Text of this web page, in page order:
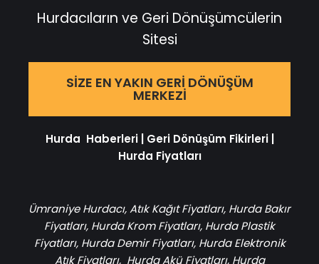
Hurdacıların ve Geri Dönüşümcülerin
Sitesi
SIZE EN YAKIN GERI DÖNÜŞÜM
MERKEZI
Hurda Haberleri| Geri Dönüşüm Fikirleri|
Hurda Fiyatları
Ümraniye Hurdacı,Atık Kağıt Fiyatları, Hurda Bakır
Fiyatları, Hurda Krom Fiyatları, Hurda Plastik
Fiyatları, Hurda Demir Fiyatları, Hurda Elektronik
Atık Fiyatları, Hurda Akü Fiyatları,Hurda